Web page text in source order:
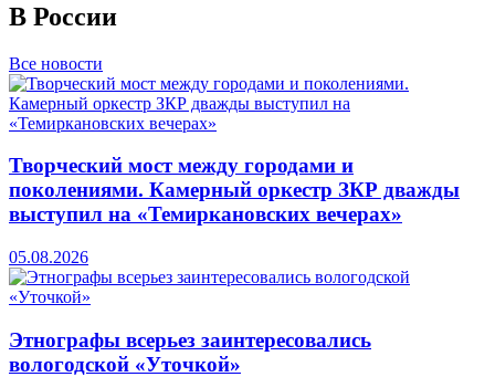
В России
Все новости
Творческий мост между городами и
поколениями. Камерный оркестр ЗКР дважды
выступил на «Темиркановских вечерах»
05.08.2026
Этнографы всерьез заинтересовались
вологодской «Уточкой»